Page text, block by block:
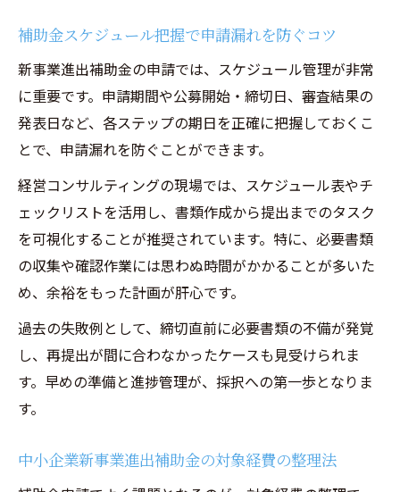
補助金スケジュール把握で申請漏れを防ぐコツ
新事業進出補助金の申請では、スケジュール管理が非常
に重要です。申請期間や公募開始・締切日、審査結果の
発表日など、各ステップの期日を正確に把握しておくこ
とで、申請漏れを防ぐことができます。
経営コンサルティングの現場では、スケジュール表やチ
ェックリストを活用し、書類作成から提出までのタスク
を可視化することが推奨されています。特に、必要書類
の収集や確認作業には思わぬ時間がかかることが多いた
め、余裕をもった計画が肝心です。
過去の失敗例として、締切直前に必要書類の不備が発覚
し、再提出が間に合わなかったケースも見受けられま
す。早めの準備と進捗管理が、採択への第一歩となりま
す。
中小企業新事業進出補助金の対象経費の整理法